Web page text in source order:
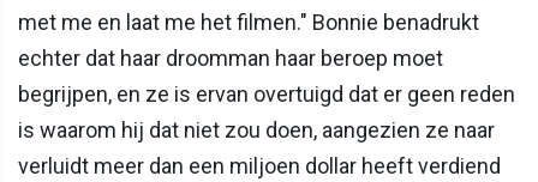
met me en laat me het filmen." Bonnie benadrukt
echter dat haar droomman haar beroep moet
begrijpen, en ze is ervan overtuigd dat er geen reden
is waarom hij dat niet zou doen, aangezien ze naar
verluidt meer dan een miljoen dollar heeft verdiend